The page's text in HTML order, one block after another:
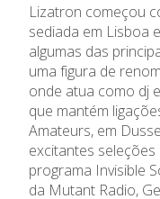
Lizatron começou
sediada em Lisboa
algumas das
uma figura de
onde atua como dj
que mantém
Amateurs, em
excitantes
programa Invisible
da Mutant Radio,